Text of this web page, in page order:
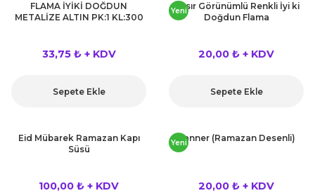
FLAMA İYİKİ DOĞDUN
METALİZE ALTIN PK:1 KL:300
33,75 ₺ + KDV
Sepete Ekle
Yeni
Hasır Görünümlü Renkli İyi ki
Doğdun Flama
20,00 ₺ + KDV
Sepete Ekle
Eid Mübarek Ramazan Kapı
Süsü
100,00 ₺ + KDV
YeniBanner (Ramazan Desenli)
20,00 ₺ + KDV